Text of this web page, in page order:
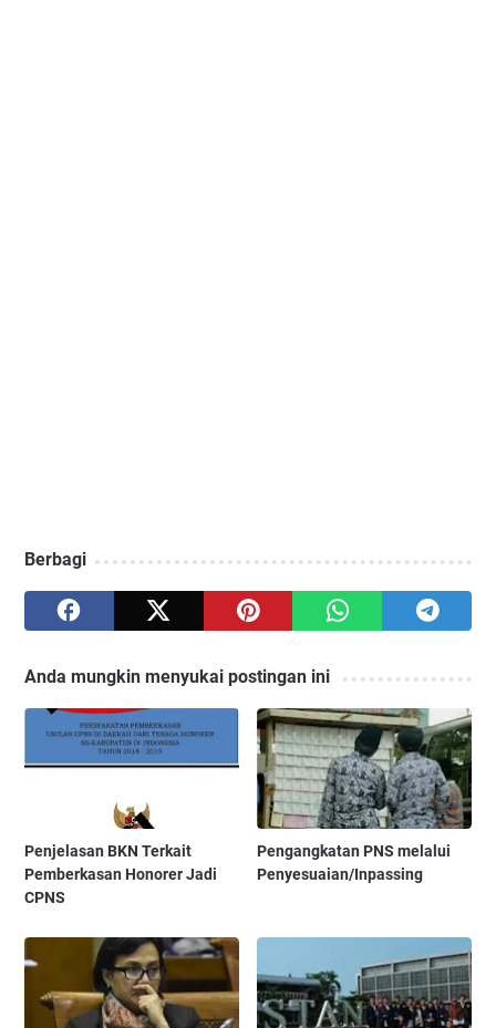
Berbagi
Anda mungkin menyukai postingan ini
Penjelasan BKN Terkait
Pemberkasan Honorer Jadi
CPNS
Pengangkatan PNS melalui
Penyesuaian/Inpassing